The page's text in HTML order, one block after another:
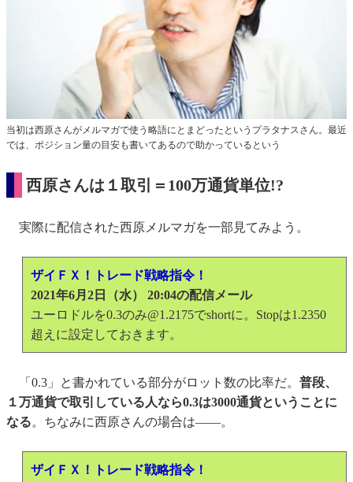
当初は西原さんがメルマガで使う略語にとまどったというプラタナスさん。最近
では、ポジション量の目安も書いてあるので助かっているという
西原さんは１取引＝100万通貨単位!?
実際に配信された西原メルマガを一部見てみよう。
ザイＦＸ！トレード戦略指令！
2021年6月2日（水） 20:04の配信メール
ユーロドルを0.3のみ@1.2175でshortに。Stopは1.2350
超えに設定しておきます。
「0.3」と書かれている部分がロット数の比率だ。 普段、
１万通貨で取引している人なら0.3は3000通貨ということに
なる。ちなみに西原さんの場合は――。
ザイＦＸ！トレード戦略指令！